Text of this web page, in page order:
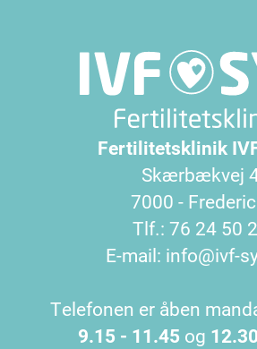
Fertilitetsklinik
Skærbækvej
7000 -
Tlf.: 76 24 50
E-mail: info@ivf-
Telefonen er åben
9.15 - 11.45 og